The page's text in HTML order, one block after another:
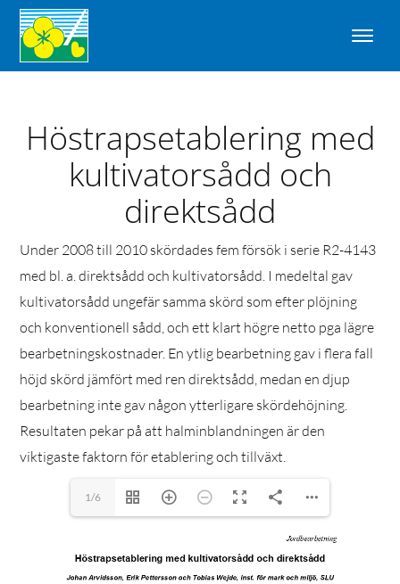
Höstrapsetablering med
kultivatorsådd och
direktsådd
Under 2008 till 2010 skördades fem försök i serie R2-4143
med bl. a. direktsådd och kultivatorsådd. I medeltal gav
kultivatorsådd ungefär samma skörd som efter plöjning
och konventionell sådd, och ett klart högre netto pga lägre
bearbetningskostnader. En ytlig bearbetning gav i flera fall
höjd skörd jämfört med ren direktsådd, medan en djup
bearbetning inte gav någon ytterligare skördehöjning.
Resultaten pekar på att halminblandningen är den
viktigaste faktorn för etablering och tillväxt.
1/6